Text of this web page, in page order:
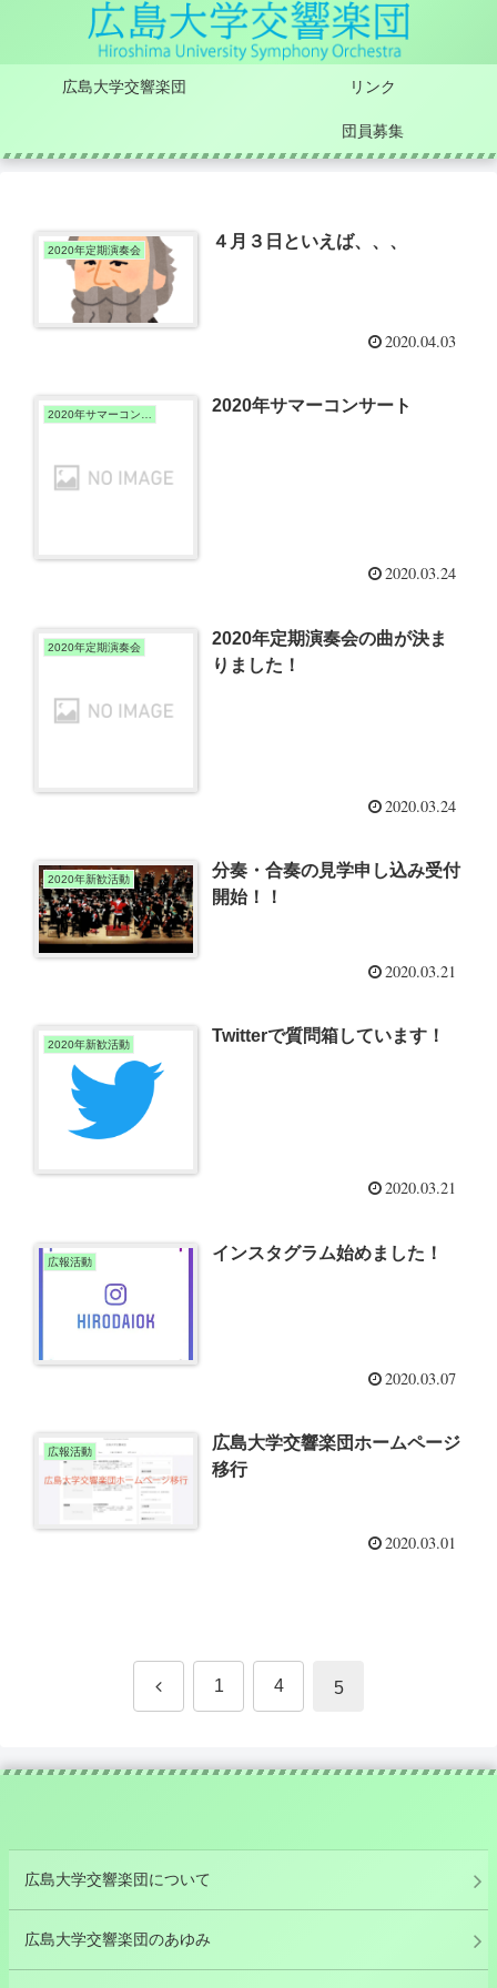
広島大学交響楽団 リンク
団員募集
2020年定期演奏会 ４月３日といえば、、、
2020.04.03
2020年サマーコンサート 2020年サマーコンサート
2020.03.24
2020年定期演奏会
2020年定期演奏会の曲が決ま
りました！
2020.03.24
2020年新歓活動
分奏・合奏の見学申し込み受付
開始！！
2020.03.21
2020年新歓活動 Twitterで質問箱しています！
2020.03.21
広報活動 インスタグラム始めました！
2020.03.07
広報活動
広島大学交響楽団ホームページ
移行
2020.03.01
前 1 4 5
広島大学交響楽団について
広島大学交響楽団のあゆみ